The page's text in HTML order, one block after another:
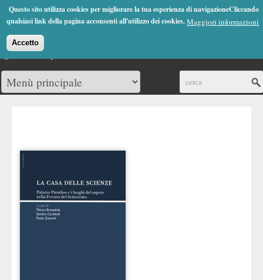
Questo sito utilizza cookies per migliorare la tua esperienza di navigazioneCliccando
qualsiasi link della pagina acconsenti all'utilizzo dei cookies.Maggiori informazioni
Accetto
Jump to Navigation
(0)